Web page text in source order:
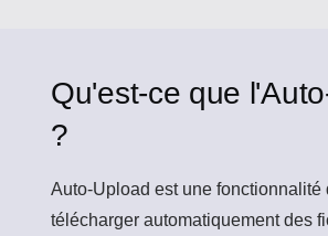
Qu'est-ce que
?
Auto-Upload est une fonctionnalité
télécharger automatiquement des